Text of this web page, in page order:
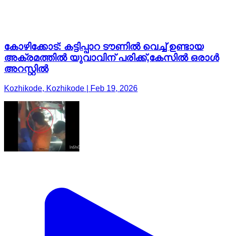
കോഴിക്കോട്: കട്ടിപ്പാറ ടൗണിൽ വെച്ച് ഉണ്ടായ
അക്രമത്തിൽ യുവാവിന് പരിക്ക്,കേസിൽ ഒരാൾ
അറസ്റ്റിൽ
Kozhikode, Kozhikode | Feb 19, 2026